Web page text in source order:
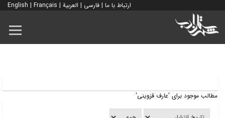
ارتباط با ما | فارسی | العربية |
English | Français
مطالب موجود برای 'عارف قزوینی'